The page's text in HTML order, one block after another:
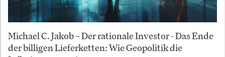
Michael C. Jakob – Der rationale Investor - Das Ende
der billigen Lieferketten: Wie Geopolitik die